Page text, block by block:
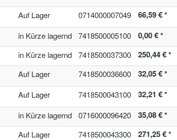
Auf Lager 0714000007049 66,59 € *
in Kürze lagernd 7418500005100 0,00 € *
in Kürze lagernd 7418500037300 250,44 € *
Auf Lager 7418500036600 32,05 € *
Auf Lager 7418500043100 32,21 € *
in Kürze lagernd 0716000096420 35,08 € *
Auf Lager 7418500043300 271,25 € *